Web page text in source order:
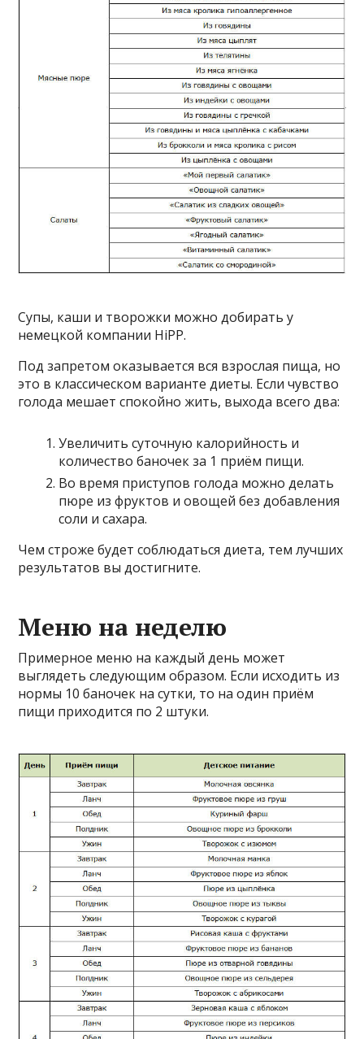
Супы, каши и творожки можно добирать у
немецкой компании HiPP.
Под запретом оказывается вся взрослая пища, но
это в классическом варианте диеты. Если чувство
голода мешает спокойно жить, выхода всего два:
Увеличить суточную калорийность и
количество баночек за 1 приём пищи.
Во время приступов голода можно делать
пюре из фруктов и овощей без добавления
соли и сахара.
Чем строже будет соблюдаться диета, тем лучших
результатов вы достигните.
Меню на неделю
Примерное меню на каждый день может
выглядеть следующим образом. Если исходить из
нормы 10 баночек на сутки, то на один приём
пищи приходится по 2 штуки.